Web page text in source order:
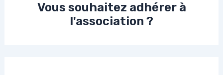
Vous souhaitez adhérer à
l'association ?